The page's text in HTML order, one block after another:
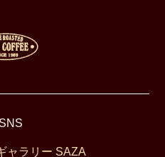
ャラリー SAZA